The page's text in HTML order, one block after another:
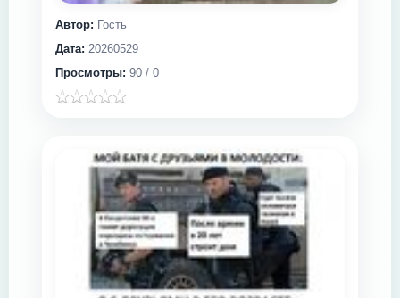
Автор: Гость
Дата: 20260529
Просмотры: 90 / 0